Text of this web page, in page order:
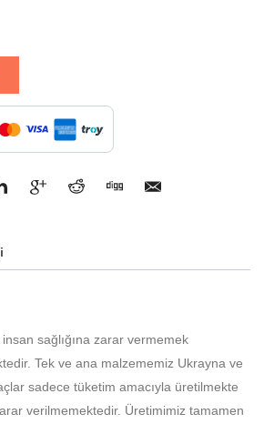
sağlığına zarar vermemek
Tek ve ana malzememiz Ukrayna ve
sadece tüketim amacıyla üretilmekte
verilmemektedir. Üretimimiz tamamen